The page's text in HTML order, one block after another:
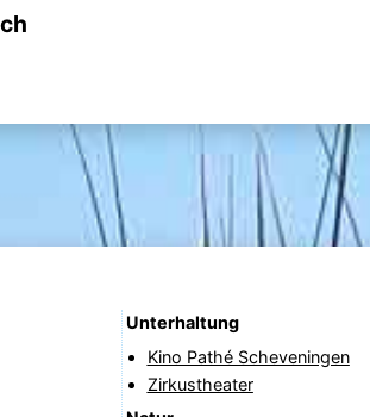
Unterhaltung
Kino Pathé Scheveningen
Zirkustheater